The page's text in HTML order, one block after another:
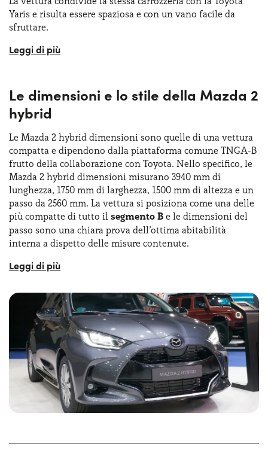
Yaris e risulta essere spaziosa e con un vano facile da
sfruttare.
Con la Mazda 2 hybrid noleggio lungo termine è possibile
vincoli all’acquisto. La Mazda 2 hybrid è frutto di una
joint-venture con la Toyota
una evoluzione importante nella gamma delle compatte
giapponesi. Propone un design funzionale e moderno e si
configura come una vettura versatile, utilizzabile al
meglio in città e in percorsi extraurbani. La Mazda 2
hybrid, in sostanza, si presenta come una vettura
compatta e ben equipaggiata, ideale per tutti i privati
aziende
che cercano una vettura pratica e moderna e dalle
dimensioni contenute.
Le dimensioni e lo stile della Mazda 2
hybrid
Le Mazda 2 hybrid dimensioni sono quelle di una vettura
compatta e dipendono dalla piattaforma comune TNGA-B
frutto della collaborazione con Toyota. Nello specifico, le
Mazda 2 hybrid dimensioni misurano 3940 mm di
lunghezza, 1750 mm di larghezza, 1500 mm di altezza e un
passo da 2560 mm. La vettura si posiziona come una delle
più compatte di tutto il segmento B e le dimensioni del
passo sono una chiara prova dell’ottima abitabilità
interna a dispetto delle misure contenute.
Grazie alla formula Mazda 2 hybrid noleggio lungo
vettura dal design esterno con linee dinamiche e
moderne, con una serie di dettagli distintivi come la
griglia frontale
e i gruppi ottici affiliati. Lo stile e il look
rendono la Mazda 2 hybrid una vettura dall’aspetto
decisamente contemporaneo e, per dimensioni, appare
l’ideale per chi ricerca un’auto per muoversi nelle strade
cittadine con il massimo agio e per parcheggiare senza
difficoltà anche in spazi ridotti. L’ottima progettazione
dell’abitacolo permette di ospitare fino a 5 persone nella
massima comodità e il bagagliaio ha una capienza di 286